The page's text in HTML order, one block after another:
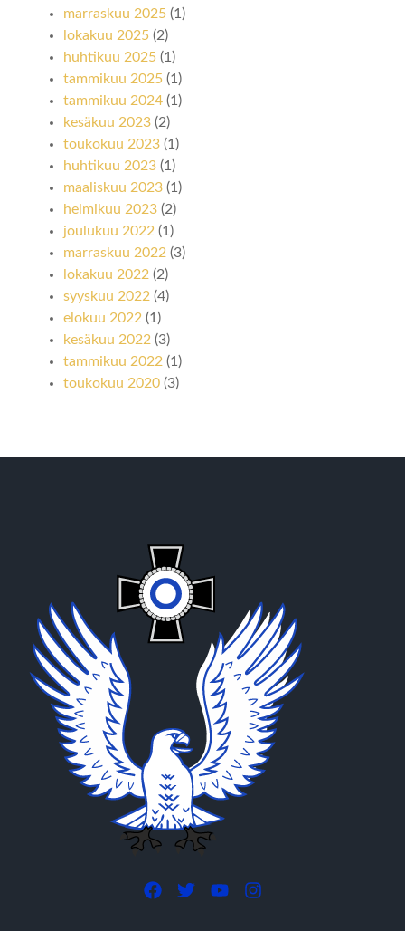
marraskuu 2025 (1)
lokakuu 2025 (2)
huhtikuu 2025 (1)
tammikuu 2025 (1)
tammikuu 2024 (1)
kesäkuu 2023 (2)
toukokuu 2023 (1)
huhtikuu 2023 (1)
maaliskuu 2023 (1)
helmikuu 2023 (2)
joulukuu 2022 (1)
marraskuu 2022 (3)
lokakuu 2022 (2)
syyskuu 2022 (4)
elokuu 2022 (1)
kesäkuu 2022 (3)
tammikuu 2022 (1)
toukokuu 2020 (3)